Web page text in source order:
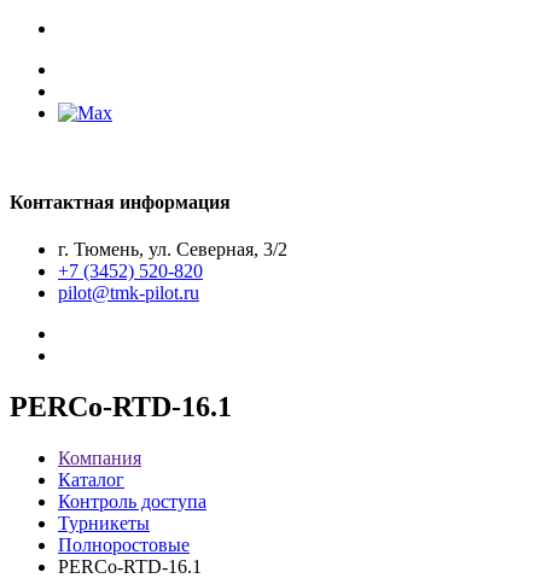
Контактная информация
г. Тюмень, ул. Северная, 3/2
+7 (3452) 520-820
pilot@tmk-pilot.ru
PERCo-RTD-16.1
Компания
Каталог
Контроль доступа
Турникеты
Полноростовые
PERCo-RTD-16.1